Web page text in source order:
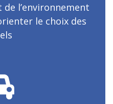
l’environnement
le choix des